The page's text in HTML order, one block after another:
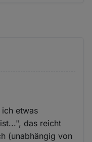
etwas
das reicht
(unabhängig von